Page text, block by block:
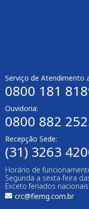
Serviço de Atendimento
0800 181
Ouvidoria:
0800 882
Recepção Sede:
(31) 3263
Horário de
Segunda a sexta-feira
Exceto feriados
crc@fiemg.com.br